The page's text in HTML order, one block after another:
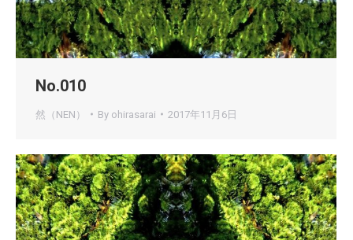
No.010
然（NEN） By ohirasarai 2017年11月6日